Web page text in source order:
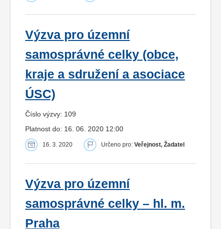
Výzva pro územní
samosprávné celky (obce,
kraje a sdružení a asociace
ÚSC)
Číslo výzvy: 109
Platnost do: 16. 06. 2020 12:00
16. 3. 2020 Určeno pro: Veřejnost, Žadatel
Výzva pro územní
samosprávné celky – hl. m.
Praha